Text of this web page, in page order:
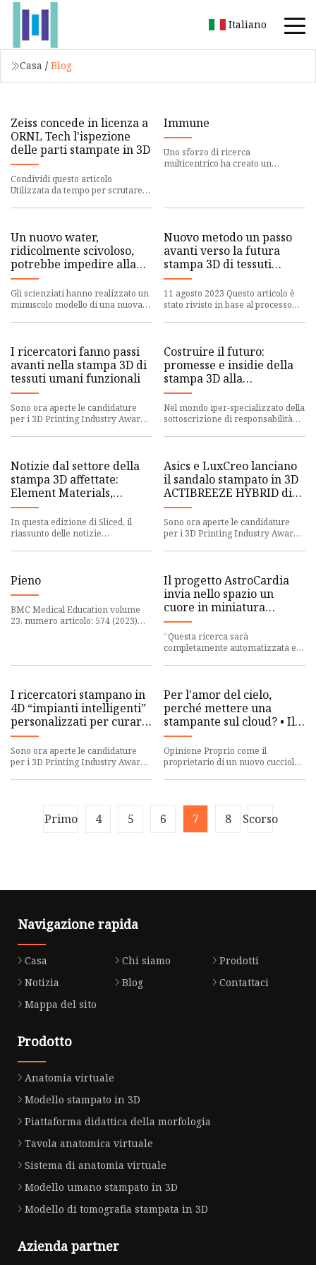
Italiano
Casa / Blog
Zeiss concede in licenza a
ORNL Tech l'ispezione
delle parti stampate in 3D
Condividi questo articolo
Utilizzata da tempo per scrutare
Immune
Uno sforzo di ricerca
multicentrico ha creato un
Un nuovo water,
ridicolmente scivoloso,
potrebbe impedire alla
cacca di attaccarsi,
riferiscono gli scienziati
Gli scienziati hanno realizzato un
minuscolo modello di una nuova
Nuovo metodo un passo
avanti verso la futura
stampa 3D di tessuti
umani
11 agosto 2023 Questo articolo è
stato rivisto in base al processo
I ricercatori fanno passi
avanti nella stampa 3D di
tessuti umani funzionali
Sono ora aperte le candidature
per i 3D Printing Industry Awards
Costruire il futuro:
promesse e insidie ​​​​della
stampa 3D alla
conferenza sulle
costruzioni CLM 2023:
rischi e assicurazioni
Nel mondo iper-specializzato della
sottoscrizione di responsabilità
Notizie dal settore della
stampa 3D affettate:
Element Materials,
Farsoon, Mechnano,
Enable 3D, Renishaw e
altro ancora
In questa edizione di Sliced, il
riassunto delle notizie
Asics e LuxCreo lanciano
il sandalo stampato in 3D
ACTIBREEZE HYBRID di
seconda generazione
Sono ora aperte le candidature
per i 3D Printing Industry Awards
Pieno
BMC Medical Education volume
23, numero articolo: 574 (2023)
Il progetto AstroCardia
invia nello spazio un
cuore in miniatura
stampato in 3D per la
ricerca
sull’invecchiamento
“Questa ricerca sarà
completamente automatizzata e
I ricercatori stampano in
4D “impianti intelligenti”
personalizzati per curare
il cancro al seno
Sono ora aperte le candidature
per i 3D Printing Industry Awards
Per l'amor del cielo,
perché mettere una
stampante sul cloud? • Il
registro
Opinione Proprio come il
proprietario di un nuovo cucciolo
Primo 4 5 6 7 8 Scorso
Navigazione rapida
Casa Chi siamo
Prodotti
Notizia
Blog
Contattaci
Mappa del sito
Prodotto
Anatomia virtuale
Modello stampato in 3D
Piattaforma didattica della morfologia
Tavola anatomica virtuale
Sistema di anatomia virtuale
Modello umano stampato in 3D
Modello di tomografia stampata in 3D
Azienda partner